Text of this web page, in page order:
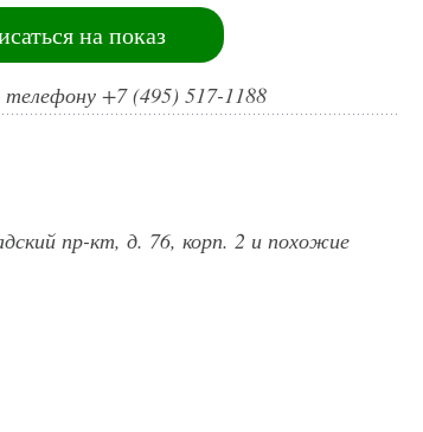
на показ
телефону +7 (495) 517-1188
пр-кт, д. 76, корп. 2 и похожие